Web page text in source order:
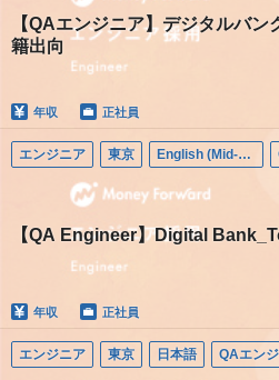
【QAエンジニア】デジタルバ
籍出向
年収 正社員
エンジニア 東京 English (Mid-career)
【QA Engineer】Digital
年収 正社員
エンジニア 東京 日本語 QAエン